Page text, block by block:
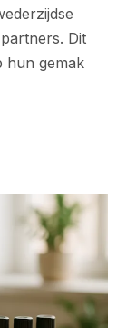
Dit
hun gemak